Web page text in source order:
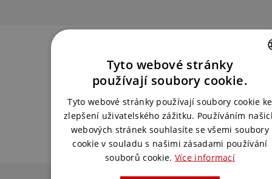
Spojte se s námi a my pro vás vymyslíme
to nejlepší řešení.
KONTAKTUJTE NÁS
ENGLISH
Tyto webové stránky
používají soubory cookie.
Tyto webové stránky používají soubory cookie ke
zlepšení uživatelského zážitku. Používáním
webových stránek souhlasíte se všemi soubory
cookie v souladu s našimi zásadami používání
souborů cookie. Více informací